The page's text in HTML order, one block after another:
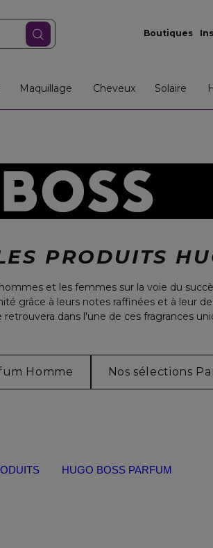
Boutiques
Maquillage Cheveux Solaire
PRODUITS
et les femmes sur la voie du
grâce à leurs notes raffinées et à leur
dans l'une de ces fragrances
Homme Nos sélections
HUGO BOSS PARFUM